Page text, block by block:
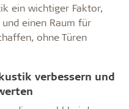
ein wichtiger Faktor,
einen Raum für
ohne Türen
verbessern und